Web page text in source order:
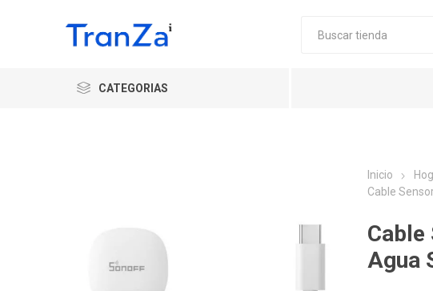
CATEGORIAS
Inicio
Cable
Cable
Agua